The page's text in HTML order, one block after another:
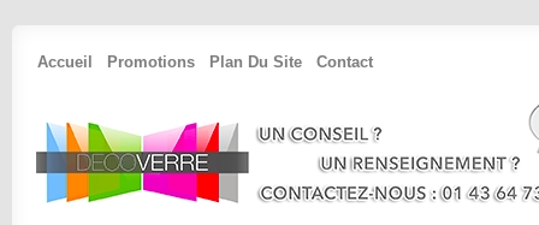
Accueil Promotions Plan Du Site Contact